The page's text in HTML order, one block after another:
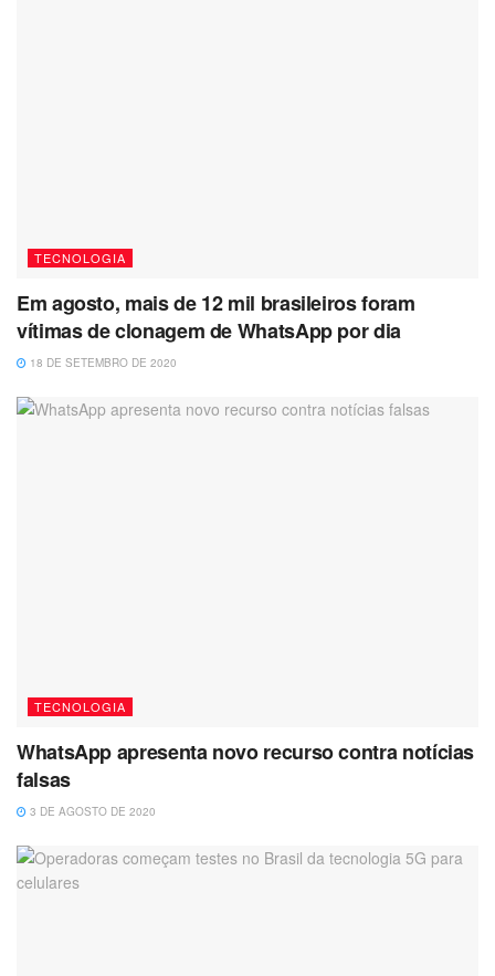
TECNOLOGIA
Em agosto, mais de 12 mil brasileiros foram
vítimas de clonagem de WhatsApp por dia
18 DE SETEMBRO DE 2020
TECNOLOGIA
WhatsApp apresenta novo recurso contra notícias
falsas
3 DE AGOSTO DE 2020